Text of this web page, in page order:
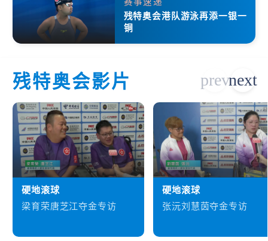
残特奥会港队游泳再添一银一
铜
残特奥会影片
硬地滚球
梁育荣唐芝江夺金专访
硬地滚球
张沅刘慧茵夺金专访